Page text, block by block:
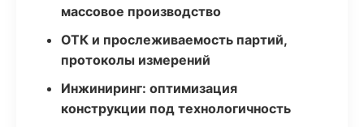
массовое производство
ОТК и прослеживаемость партий,
протоколы измерений
Инжиниринг: оптимизация
конструкции под технологичность